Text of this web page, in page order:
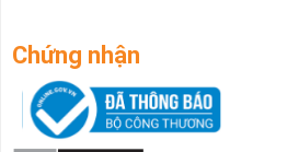
Chứng nhận